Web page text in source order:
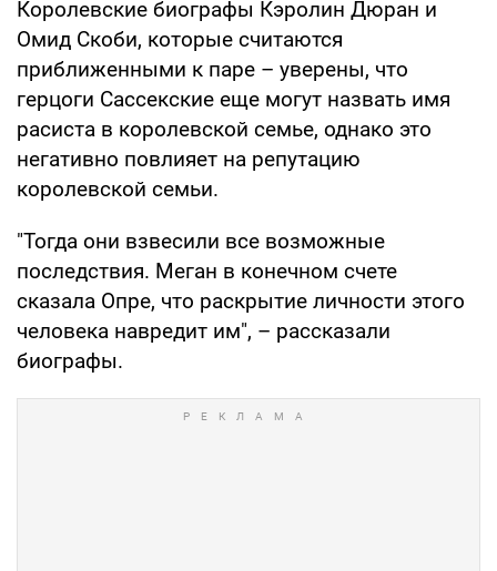
Королевские биографы Кэролин Дюран и
Омид Скоби, которые считаются
приближенными к паре – уверены, что
герцоги Сассекские еще могут назвать имя
расиста в королевской семье, однако это
негативно повлияет на репутацию
королевской семьи.
"Тогда они взвесили все возможные
последствия. Меган в конечном счете
сказала Опре, что раскрытие личности этого
человека навредит им", – рассказали
биографы.